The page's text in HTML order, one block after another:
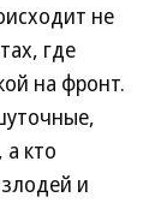
не
где
на фронт.
а кто
и